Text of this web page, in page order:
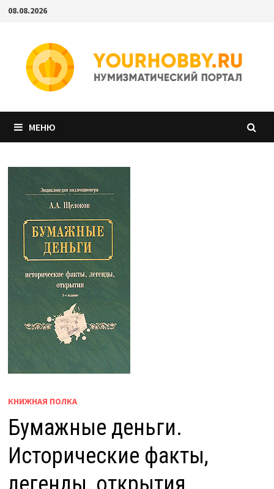
Перейти
содержимому
08.08.2026
МЕНЮ
КНИЖНАЯ ПОЛКА
Бумажные деньги.
Исторические факты,
легенды, открытия